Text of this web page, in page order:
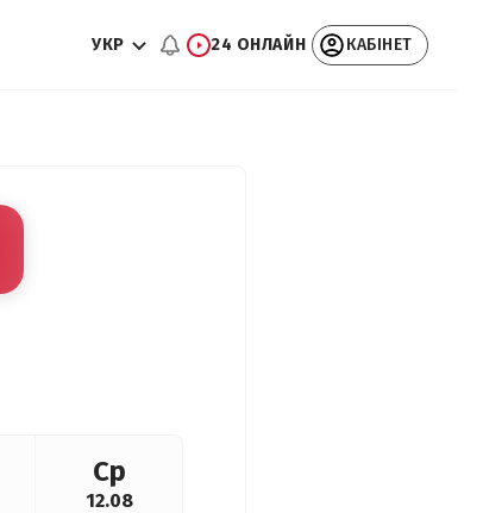
УКР 24 ОНЛАЙН КАБІНЕТ
Ср
12.08